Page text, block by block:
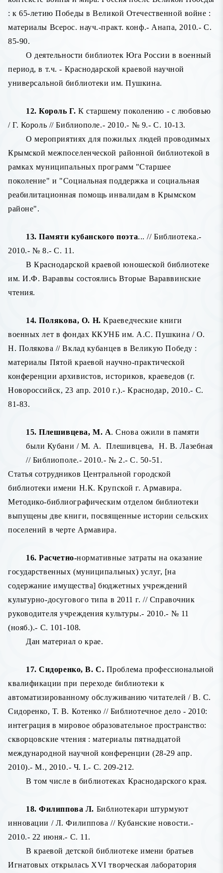
: к 65-летию Победы в Великой Отечественной войне :
материалы Всерос. науч.-практ. конф.- Анапа, 2010.- С.
85-90.
О деятельности библиотек Юга России в военный
период, в т.ч. - Краснодарской краевой научной
универсальной библиотеки им. Пушкина.
12. Король Г. К старшему поколению - с любовью
/ Г. Король // Библиополе.- 2010.- № 9.- С. 10-13.
О мероприятиях для пожилых людей проводимых
Крымской межпоселенческой районной библиотекой в
рамках муниципальных программ "Старшее
поколение" и "Социальная поддержка и социальная
реабилитационная помощь инвалидам в Крымском
районе".
13. Памяти кубанского поэта... // Библиотека.-
2010.- № 8.- С. 11.
В Краснодарской краевой юношеской библиотеке
им. И.Ф. Вараввы состоялись Вторые Вараввинские
чтения.
14. Полякова, О. Н. Краеведческие книги
военных лет в фондах ККУНБ им. А.С. Пушкина / О.
Н. Полякова // Вклад кубанцев в Великую Победу :
материалы Пятой краевой научно-практической
конференции архивистов, историков, краеведов (г.
Новороссийск, 23 апр. 2010 г.).- Краснодар, 2010.- С.
81-83.
15. Плешивцева, М. А. Снова ожили в памяти
были Кубани / М. А.
Плешивцева,
Н. В. Лазебная
// Библиополе.- 2010.- № 2.- С. 50-51.
Статья сотрудников Центральной городской
библиотеки имени Н.К. Крупской г. Армавира.
Методико-библиографическим отделом библиотеки
выпущены две книги, посвященные истории сельских
поселений в черте Армавира.
16. Расчетно-нормативные затраты на оказание
государственных (муниципальных) услуг, [на
содержание имущества] бюджетных учреждений
культурно-досугового типа в 2011 г. // Справочник
руководителя учреждения культуры.- 2010.- № 11
(нояб.).- С. 101-108.
Дан материал о крае.
17. Сидоренко, В. С. Проблема профессиональной
квалификации при переходе библиотеки к
автоматизированному обслуживанию читателей / В. С.
Сидоренко, Т. В. Котенко // Библиотечное дело - 2010:
интеграция в мировое образовательное пространство:
скворцовские чтения : материалы пятнадцатой
международной научной конференции (28-29 апр.
2010).- М., 2010.- Ч. I.- С. 209-212.
В том числе в библиотеках Краснодарского края.
18. Филиппова Л. Библиотекари штурмуют
инновации / Л. Филиппова // Кубанские новости.-
2010.- 22 июня.- С. 11.
В краевой детской библиотеке имени братьев
Игнатовых открылась XVI творческая лаборатория